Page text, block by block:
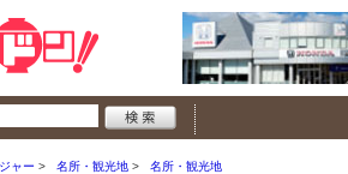
ャー 名所・観光地 名所・観光地